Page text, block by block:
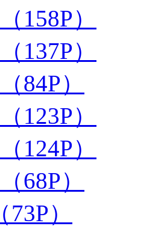
（158P）
（137P）
（84P）
（123P）
（124P）
（68P）
（73P）